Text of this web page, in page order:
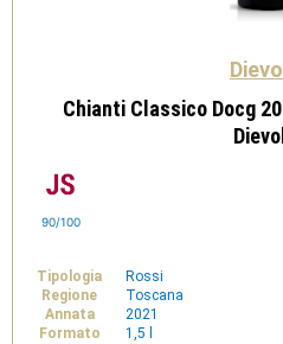
Chianti Classico Docg
90/100
Tipologia
Rossi
Regione
Toscana
Annata
2021
Formato
1,5 l